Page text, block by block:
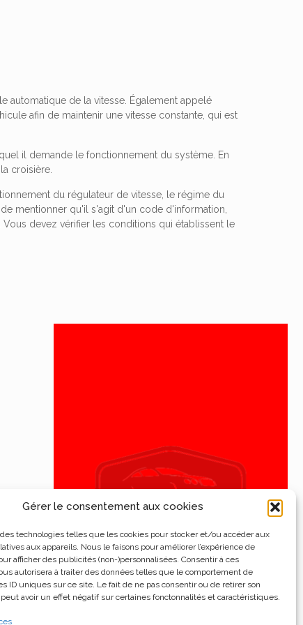
Gérer le consentement aux cookies
technologies telles que les cookies pour stocker et/ou accéder aux
aux appareils. Nous le faisons pour améliorer l’expérience de
afficher des publicités (non-)personnalisées. Consentir à ces
autorisera à traiter des données telles que le comportement de
ID uniques sur ce site. Le fait de ne pas consentir ou de retirer son
avoir un effet négatif sur certaines fonctonnalités et caractéristiques.
automatique de la vitesse. Également appelé
afin de maintenir une vitesse constante, qui est
il demande le fonctionnement du système. En
croisière.
du régulateur de vitesse, le régime du
mentionner qu'il s'agit d'un code d'information,
devez vérifier les conditions qui établissent le